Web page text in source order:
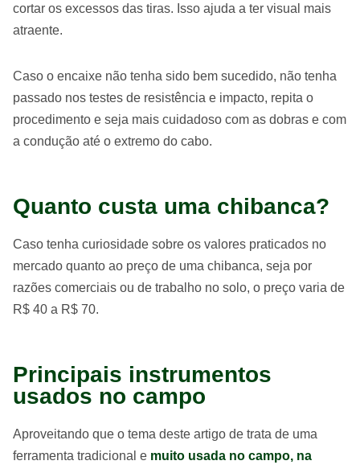
cortar os excessos das tiras. Isso ajuda a ter visual mais
atraente.
Caso o encaixe não tenha sido bem sucedido, não tenha
passado nos testes de resistência e impacto, repita o
procedimento e seja mais cuidadoso com as dobras e com
a condução até o extremo do cabo.
Quanto custa uma chibanca?
Caso tenha curiosidade sobre os valores praticados no
mercado quanto ao preço de uma chibanca, seja por
razões comerciais ou de trabalho no solo, o preço varia de
R$ 40 a R$ 70.
Principais instrumentos
usados no campo
Aproveitando que o tema deste artigo de trata de uma
ferramenta tradicional e muito usada no campo, na